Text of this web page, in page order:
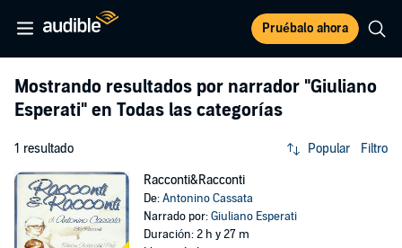
Pruébalo ahora
Mostrando resultados por narrador "Giuliano
Esperati" en Todas las categorías
1 resultado Popular Filtro
Racconti&Racconti
De:Antonino Cassata
Narrado por:Giuliano Esperati
Duración: 2 h y 27 m